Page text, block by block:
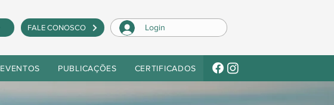
FALE CONOSCO Login
EVENTOS PUBLICAÇÕES CERTIFICADOS